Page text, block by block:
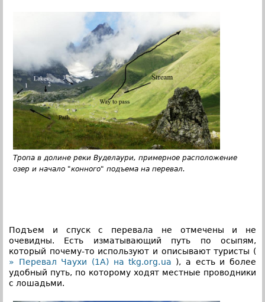
Тропа в долине реки Вуделаури, примерное расположение
озер и начало "конного" подъема на перевал.
Подъем и спуск с перевала не отмечены и не
очевидны. Есть изматывающий путь по осыпям,
который почему-то используют и описывают туристы (
» Перевал Чаухи (1А) на tkg.org.ua ), а есть и более
удобный путь, по которому ходят местные проводники
с лошадьми.